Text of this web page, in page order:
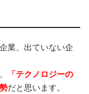
業、出ていない企
「テクノロジーの
だと思います。